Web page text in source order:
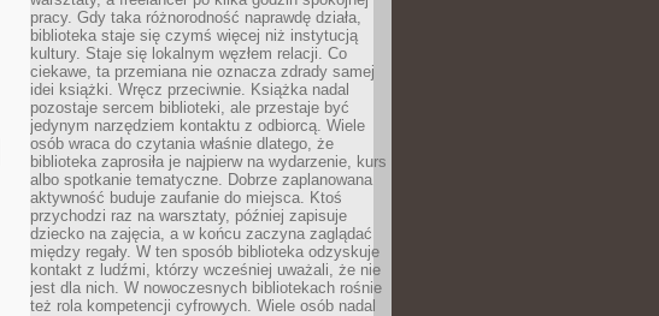
pracy. Gdy taka różnorodność naprawdę działa,
biblioteka staje się czymś więcej niż instytucją
kultury. Staje się lokalnym węzłem relacji. Co
ciekawe, ta przemiana nie oznacza zdrady samej
idei książki. Wręcz przeciwnie. Książka nadal
pozostaje sercem biblioteki, ale przestaje być
jedynym narzędziem kontaktu z odbiorcą. Wiele
osób wraca do czytania właśnie dlatego, że
biblioteka zaprosiła je najpierw na wydarzenie, kurs
albo spotkanie tematyczne. Dobrze zaplanowana
aktywność buduje zaufanie do miejsca. Ktoś
przychodzi raz na warsztaty, później zapisuje
dziecko na zajęcia, a w końcu zaczyna zaglądać
między regały. W ten sposób biblioteka odzyskuje
kontakt z ludźmi, którzy wcześniej uważali, że nie
jest dla nich. W nowoczesnych bibliotekach rośnie
też rola kompetencji cyfrowych. Wiele osób nadal